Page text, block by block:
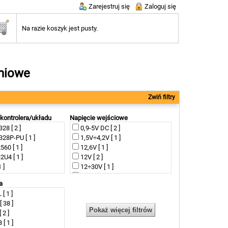
Zarejestruj się Zaloguj się
Na razie koszyk jest pusty.
Zwiń filtry
układu
[ 2 ]
PU [ 1 ]
[ 1 ]
[ 1 ]
[ 1 ]
[ 1 ]
ARM Cortex
1 ]
Napięcie wejściowe
0,9-5V DC [ 2 ]
1,5V÷4,2V [ 1 ]
12,6V [ 1 ]
12V [ 2 ]
12÷30V [ 1 ]
2÷24V [ 1 ]
3-25V [ 1 ]
1 ]
]
]
1 ]